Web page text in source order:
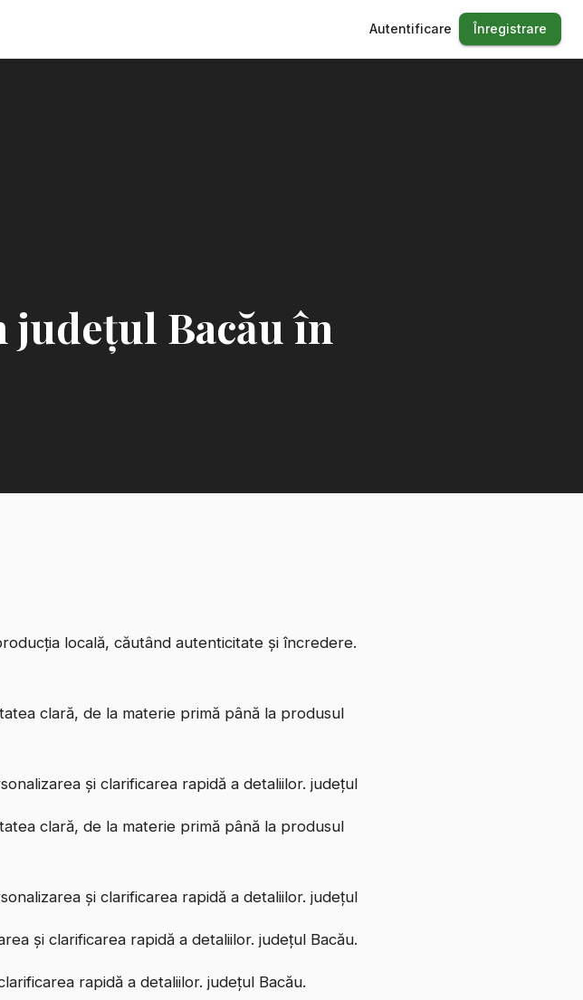
Autentificare Înregistrare
Bacău în
locală, căutând autenticitate și încredere.
clară, de la materie primă până la produsul
și clarificarea rapidă a detaliilor. județul
clară, de la materie primă până la produsul
și clarificarea rapidă a detaliilor. județul
și clarificarea rapidă a detaliilor. județul Bacău.
rapidă a detaliilor. județul Bacău.